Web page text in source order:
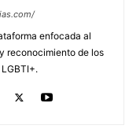
enfocada al
reconocimiento de los